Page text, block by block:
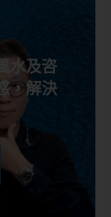
水及咨
，解決